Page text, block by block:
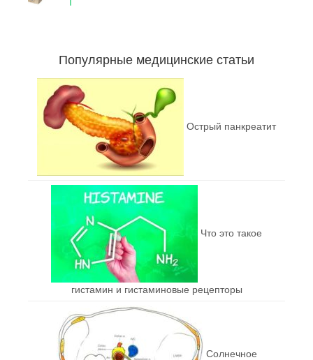
Популярные медицинские статьи
Острый панкреатит
Что это такое
гистамин и гистаминовые рецепторы
Солнечное